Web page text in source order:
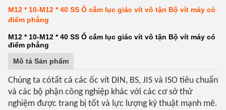
M12 * 10-M12 * 40 SS Ổ cắm lục giác vít vô tận Bộ vít máy có
điểm phẳng
M12 * 10-M12 * 40 SS Ổ cắm lục giác vít vô tận Bộ vít máy có
điểm phẳng
Mô tả Sản phẩm
Chúng ta cótất cả các ốc vít DIN, BS, JIS và ISO tiêu chuẩn
và các bộ phận công nghiệp khác với các cơ sở thử
nghiệm được trang bị tốt và lực lượng kỹ thuật mạnh mẽ.